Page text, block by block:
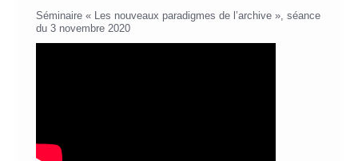
Séminaire « Les nouveaux paradigmes de l’archive », séance
du 3 novembre 2020